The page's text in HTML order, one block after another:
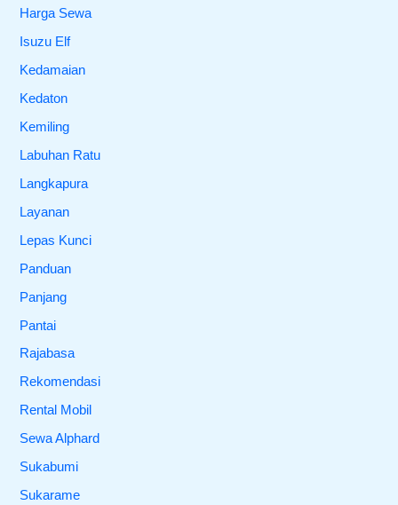
Harga Sewa
Isuzu Elf
Kedamaian
Kedaton
Kemiling
Labuhan Ratu
Langkapura
Layanan
Lepas Kunci
Panduan
Panjang
Pantai
Rajabasa
Rekomendasi
Rental Mobil
Sewa Alphard
Sukabumi
Sukarame